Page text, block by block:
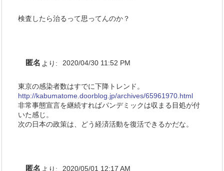
検査したら治るって思ってんのか？
匿名 より: 2020/04/30 11:52 PM
東京の感染者数はすでに下降トレンド。
http://kabumatome.doorblog.jp/archives/65961970.html
非常事態宣言を継続すればパンデミックは収まる目処が付
いた感じ。
次の日本の政策は、どう経済活動を復活できるかだな。
匿名 より: 2020/05/01 12:17 AM